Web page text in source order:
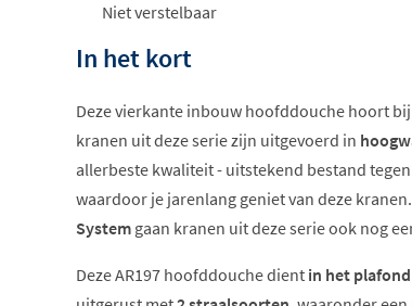
Niet verstelbaar
In het kort
Deze vierkante inbouw hoofddouche hoort
kranen uit deze serie zijn uitgevoerd in
allerbeste kwaliteit - uitstekend bestand
waardoor je jarenlang geniet van deze
System gaan kranen uit deze serie ook nog
Deze AR197 hoofddouche dient in het plafond